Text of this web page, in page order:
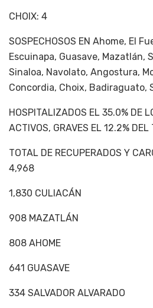
CHOIX: 4
SOSPECHOSOS EN Ahome, El
Escuinapa, Guasave, Mazatlán,
Sinaloa, Navolato, Angostura,
Concordia, Choix, Badiraguato,
HOSPITALIZADOS EL 35.0% DE
ACTIVOS, GRAVES EL 12.2% DEL
TOTAL DE RECUPERADOS Y
4,968
1,830 CULIACÁN
908 MAZATLÁN
808 AHOME
641 GUASAVE
334 SALVADOR ALVARADO